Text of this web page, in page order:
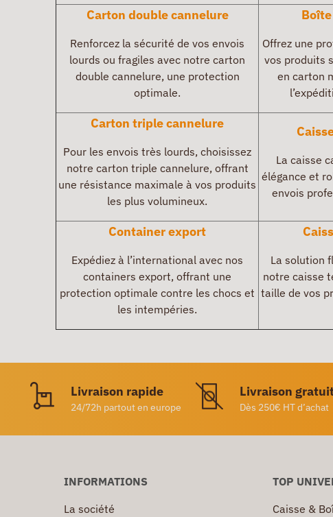
Carton double cannelure
Renforcez la sécurité de vos envois
lourds ou fragiles avec notre carton
double cannelure, une protection
optimale.
Offrez une
vos produits
en carton
Carton triple cannelure
Pour les envois très lourds, choisissez
notre carton triple cannelure, offrant
une résistance maximale à vos produits
les plus volumineux.
La caisse
élégance et
envois
Container export
Expédiez à l’international avec nos
containers export, offrant une
protection optimale contre les chocs et
les intempéries.
La solution
notre caisse
taille de vos
Livraison rapide
24/72h partout en europe
Livraison
Dès 250€ HT d’achat
INFORMATIONS
La société
TOP
Caisse &